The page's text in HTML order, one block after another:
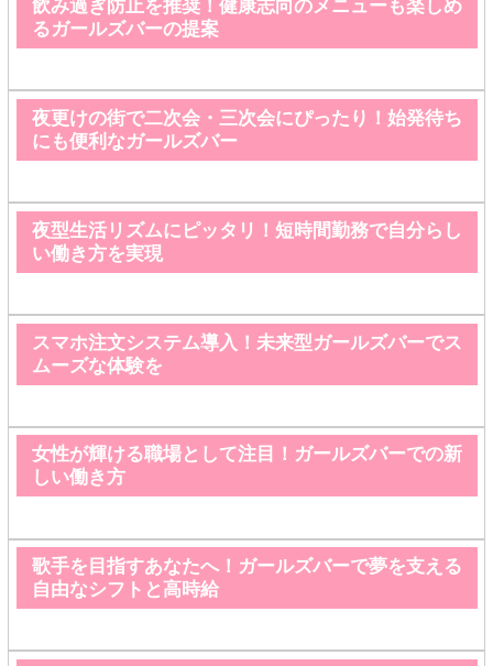
飲み過ぎ防止を推奨！健康志向のメニューも楽しめ
るガールズバーの提案
夜更けの街で二次会・三次会にぴったり！始発待ち
にも便利なガールズバー
夜型生活リズムにピッタリ！短時間勤務で自分らし
い働き方を実現
スマホ注文システム導入！未来型ガールズバーでス
ムーズな体験を
女性が輝ける職場として注目！ガールズバーでの新
しい働き方
歌手を目指すあなたへ！ガールズバーで夢を支える
自由なシフトと高時給